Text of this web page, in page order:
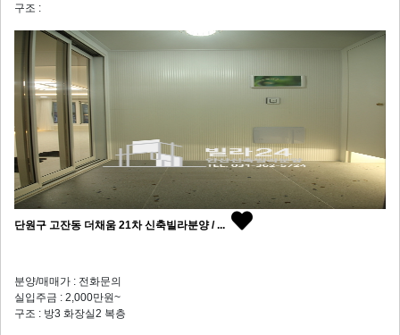
구조 :
단원구 고잔동 더채움 21차 신축빌라분양 / ...
분양/매매가 : 전화문의
실입주금 : 2,000만원~
구조 : 방3 화장실2 복층